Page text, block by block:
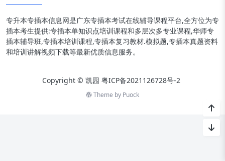
专升本专插本信息网是广东专插本考试在线辅导课程平台,全方位为专
插本考生提供:专插本单知识点培训课程和多层次多专业课程,华师专
插本辅导班,专插本培训课程,专插本复习教材.模拟题,专插本真题资料
和培训讲解视频下载等最新优质信息服务。
Copyright © 凯园 粤ICP备2021126728号-2
Theme by Puock